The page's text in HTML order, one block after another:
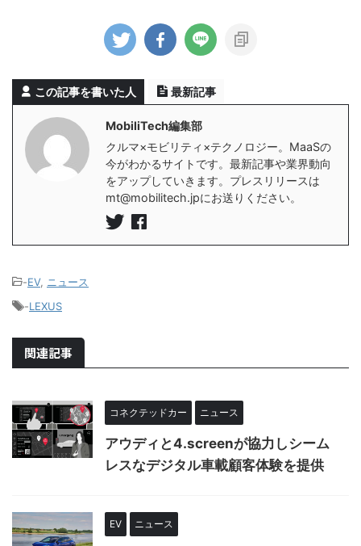
この記事を書いた人 最新記事
MobiliTech編集部
クルマ×モビリティ×テクノロジー。MaaSの
今がわかるサイトです。最新記事や業界動向
をアップしていきます。プレスリリースは
mt@mobilitech.jpにお送りください。
-EV, ニュース
-LEXUS
関連記事
コネクテッドカー ニュース
アウディと4.screenが協力しシーム
レスなデジタル車載顧客体験を提供
EV ニュース